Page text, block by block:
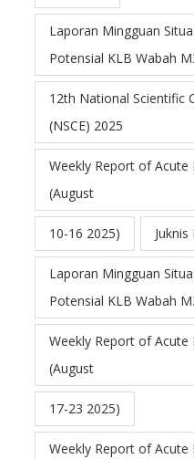
Laporan Mingguan
Potensial KLB Wabah
12th National Scientific
(NSCE) 2025
Weekly Report of Acute
(August
10-16 2025)
Laporan Mingguan
Potensial KLB Wabah
Weekly Report of Acute
(August
17-23 2025)
Weekly Report of Acute